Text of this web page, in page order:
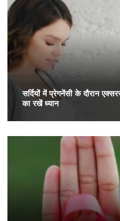
सर्द‍ियों में प्रेगनेंसी के दौरान
का रखें ध्यान